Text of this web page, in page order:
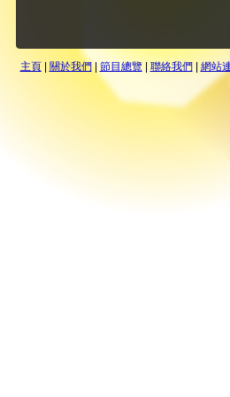
主頁| 關於我們| 節目總覽| 聯絡我們| 網站